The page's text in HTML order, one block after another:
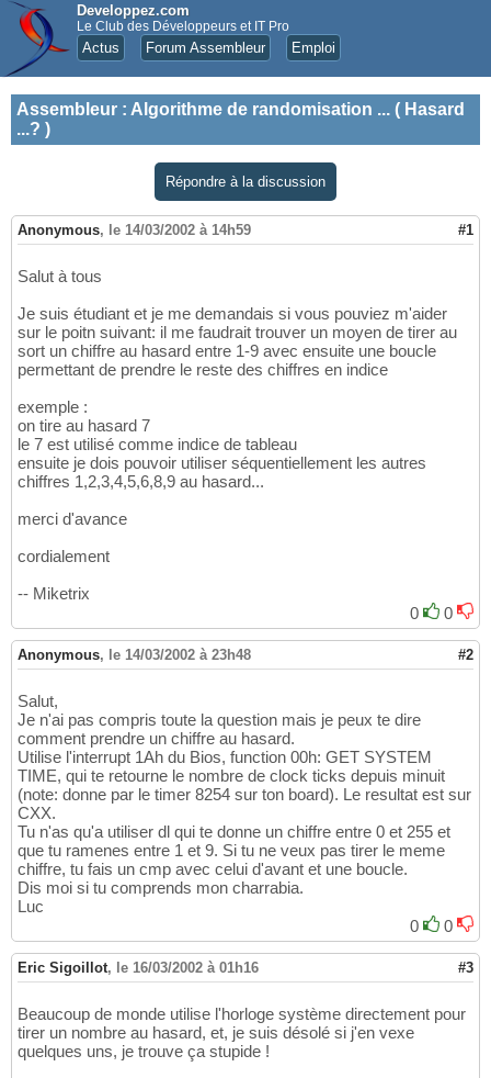
Developpez.com
Le Club des Développeurs et IT Pro
Actus Forum Assembleur Emploi
Assembleur : Algorithme de randomisation ... ( Hasard
...? )
Répondre à la discussion
Anonymous, le 14/03/2002 à 14h59 #1
Salut à tous
Je suis étudiant et je me demandais si vous pouviez m'aider
sur le poitn suivant: il me faudrait trouver un moyen de tirer au
sort un chiffre au hasard entre 1-9 avec ensuite une boucle
permettant de prendre le reste des chiffres en indice
exemple :
on tire au hasard 7
le 7 est utilisé comme indice de tableau
ensuite je dois pouvoir utiliser séquentiellement les autres
chiffres 1,2,3,4,5,6,8,9 au hasard...
merci d'avance
cordialement
-- Miketrix
0
0
Anonymous, le 14/03/2002 à 23h48 #2
Salut,
Je n'ai pas compris toute la question mais je peux te dire
comment prendre un chiffre au hasard.
Utilise l'interrupt 1Ah du Bios, function 00h: GET SYSTEM
TIME, qui te retourne le nombre de clock ticks depuis minuit
(note: donne par le timer 8254 sur ton board). Le resultat est sur
CXX.
Tu n'as qu'a utiliser dl qui te donne un chiffre entre 0 et 255 et
que tu ramenes entre 1 et 9. Si tu ne veux pas tirer le meme
chiffre, tu fais un cmp avec celui d'avant et une boucle.
Dis moi si tu comprends mon charrabia.
Luc
0
0
Eric Sigoillot, le 16/03/2002 à 01h16 #3
Beaucoup de monde utilise l'horloge système directement pour
tirer un nombre au hasard, et, je suis désolé si j'en vexe
quelques uns, je trouve ça stupide !